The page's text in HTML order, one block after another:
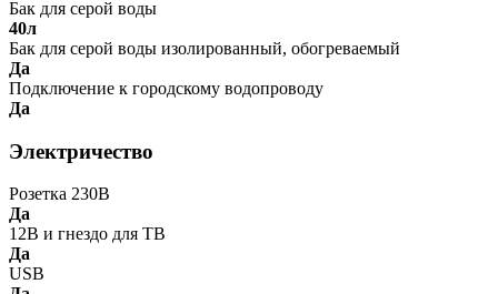
Бак для серой воды
40л
Бак для серой воды изолированный, обогреваемый
Да
Подключение к городскому водопроводу
Да
Электричество
Розетка 230В
Да
12В и гнездо для ТВ
Да
USB